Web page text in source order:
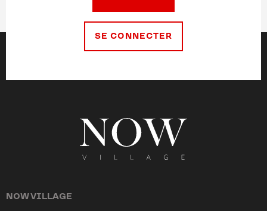
SE CONNECTER
NOW VILLAGE